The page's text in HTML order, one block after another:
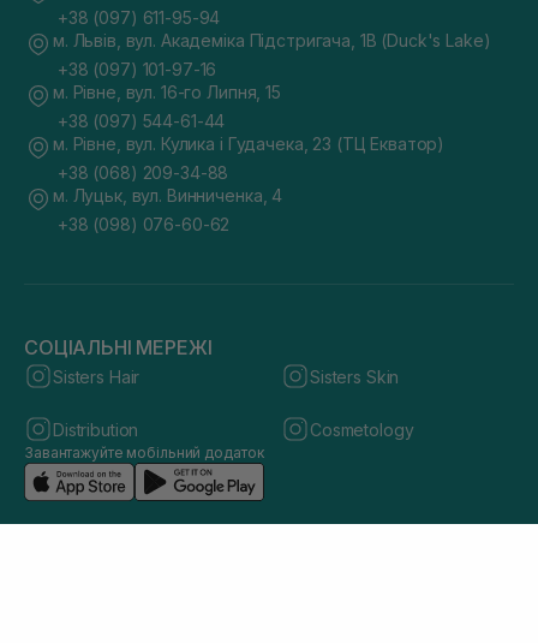
+38 (097) 611-95-94
м. Львів, вул. Академіка Підстригача, 1В (Duck's Lake)
+38 (097) 101-97-16
м. Рівне, вул. 16-го Липня, 15
+38 (097) 544-61-44
м. Рівне, вул. Кулика і Гудачека, 23 (ТЦ Екватор)
+38 (068) 209-34-88
м. Луцьк, вул. Винниченка, 4
+38 (098) 076-60-62
СОЦІАЛЬНІ МЕРЕЖІ
Sisters Hair Sisters Skin
Distribution Cosmetology
Завантажуйте мобільний додаток